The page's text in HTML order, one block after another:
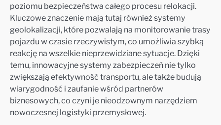
poziomu bezpieczeństwa całego procesu relokacji.
Kluczowe znaczenie mają tutaj również systemy
geolokalizacji, które pozwalają na monitorowanie trasy
pojazdu w czasie rzeczywistym, co umożliwia szybką
reakcję na wszelkie nieprzewidziane sytuacje. Dzięki
temu, innowacyjne systemy zabezpieczeń nie tylko
zwiększają efektywność transportu, ale także budują
wiarygodność i zaufanie wśród partnerów
biznesowych, co czyni je nieodzownym narzędziem
nowoczesnej logistyki przemysłowej.